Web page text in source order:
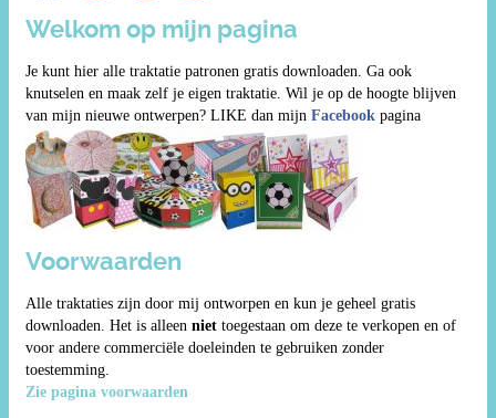
Welkom op mijn pagina
Je kunt hier alle traktatie patronen gratis downloaden. Ga ook
knutselen en maak zelf je eigen traktatie. Wil je op de hoogte blijven
van mijn nieuwe ontwerpen? LIKE dan mijn Facebook pagina
Voorwaarden
Alle traktaties zijn door mij ontworpen en kun je geheel gratis
downloaden. Het is alleen niet toegestaan om deze te verkopen en of
voor andere commerciële doeleinden te gebruiken zonder
toestemming.
Zie pagina voorwaarden